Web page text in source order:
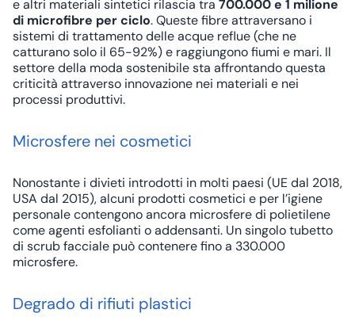
e altri materiali sintetici rilascia tra 700.000 e 1 milione
di microfibre per ciclo. Queste fibre attraversano i
sistemi di trattamento delle acque reflue (che ne
catturano solo il 65-92%) e raggiungono fiumi e mari. Il
settore della moda sostenibilesta affrontando questa
criticità attraverso innovazione nei materiali e nei
processi produttivi.
Microsfere nei cosmetici
Nonostante i divieti introdotti in molti paesi (UE dal 2018,
USA dal 2015), alcuni prodotti cosmetici e per l’igiene
personale contengono ancora microsfere di polietilene
come agenti esfolianti o addensanti. Un singolo tubetto
di scrub facciale può contenere fino a 330.000
microsfere.
Degrado di rifiuti plastici